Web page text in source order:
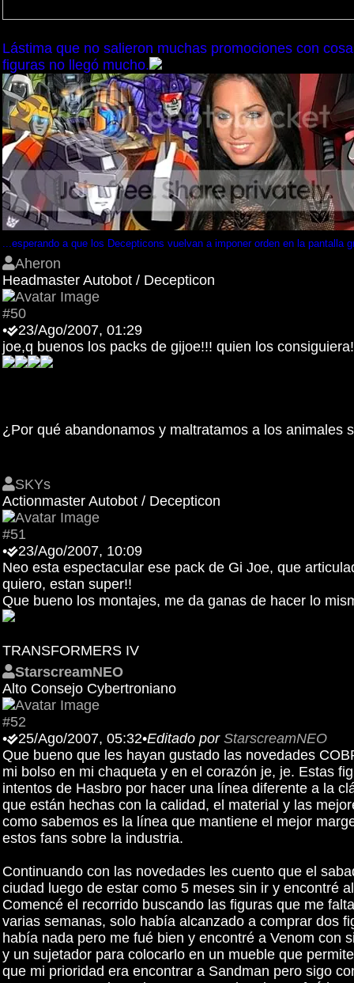
Lástima que no salieron muchas promociones con
figuras no llegó mucho.
...esperando a que los Decepticons vuelvan a imponer orden en la pantalla
Aheron
Headmaster Autobot / Decepticon
#50
•
23/Ago/2007, 01:29
joe,q buenos los packs de gijoe!!! quien los consiguiera!
¿Por qué abandonamos y maltratamos a los animales
SKYs
Actionmaster Autobot / Decepticon
#51
•
23/Ago/2007, 10:09
Neo esta espectacular ese pack de Gi Joe, que
quiero, estan super!!
Que bueno los montajes, me da ganas de hacer lo
TRANSFORMERS IV
StarscreamNEO
Alto Consejo Cybertroniano
#52
•
25/Ago/2007, 05:32•Editado por StarscreamNEO
Que bueno que les hayan gustado las novedades
mi bolso en mi chaqueta y en el corazón je, je. Estas
intentos de Hasbro por hacer una línea diferente a la
que están hechas con la calidad, el material y las
como sabemos es la línea que mantiene el mejor
estos fans sobre la industria.
Continuando con las novedades les cuento que el
ciudad luego de estar como 5 meses sin ir y encontré
Comencé el recorrido buscando las figuras que me
varias semanas, solo había alcanzado a comprar dos
había nada pero me fué bien y encontré a Venom con
y un sujetador para colocarlo en un mueble que
que mi prioridad era encontrar a Sandman pero sigo